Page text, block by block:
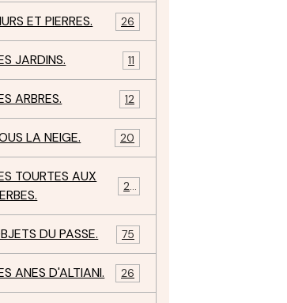
ET PIERRES. 26
JARDINS. 11
ARBRES. 12
LA NEIGE. 20
TOURTES AUX
29
DU PASSE. 75
ANES D'ALTIANI. 26